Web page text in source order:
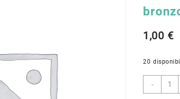
1,00 €
20
-